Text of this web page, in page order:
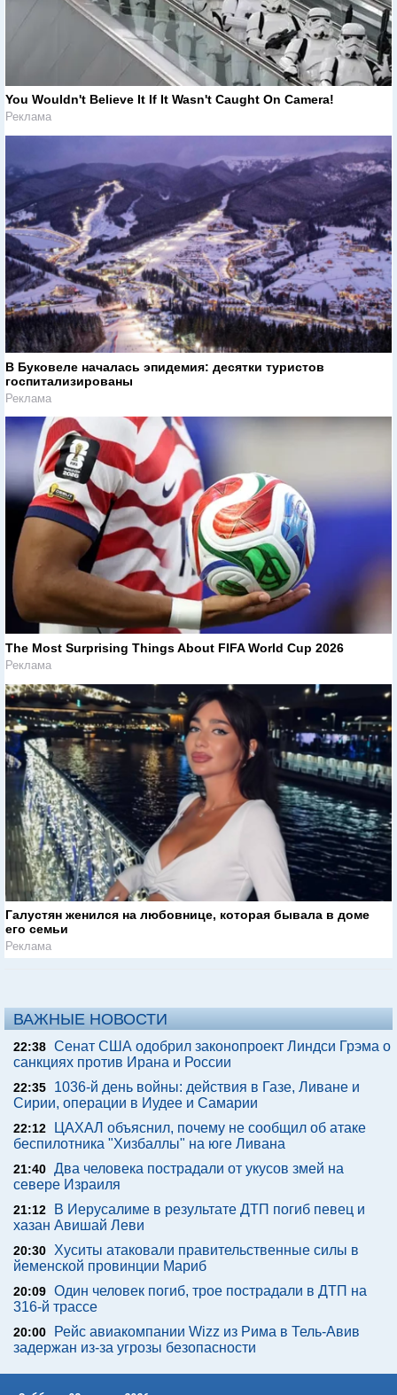
You Wouldn't Believe It If It Wasn't Caught On Camera!
Реклама
В Буковеле началась эпидемия: десятки туристов
госпитализированы
Реклама
The Most Surprising Things About FIFA World Cup 2026
Реклама
Галустян женился на любовнице, которая бывала в доме
его семьи
Реклама
ВАЖНЫЕ НОВОСТИ
22:38 Сенат США одобрил законопроект Линдси Грэма о
санкциях против Ирана и России
22:35
1036-й день войны: действия в Газе, Ливане и
Сирии, операции в Иудее и Самарии
22:12
ЦАХАЛ объяснил, почему не сообщил об атаке
беспилотника "Хизбаллы" на юге Ливана
21:40 Два человека пострадали от укусов змей на
севере Израиля
21:12
В Иерусалиме в результате ДТП погиб певец и
хазан Авишай Леви
20:30 Хуситы атаковали правительственные силы в
йеменской провинции Мариб
20:09 Один человек погиб, трое пострадали в ДТП на
316-й трассе
20:00
Рейс авиакомпании Wizz из Рима в Тель-Авив
задержан из-за угрозы безопасности